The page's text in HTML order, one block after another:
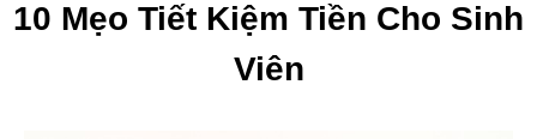
10 Mẹo Tiết Kiệm Tiền Cho Sinh
Viên